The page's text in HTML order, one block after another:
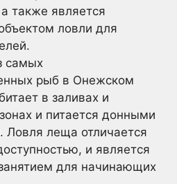
также является
ловли для
самых
рыб в Онежском
в заливах и
и питается донными
Ловля леща отличается
и является
для начинающих